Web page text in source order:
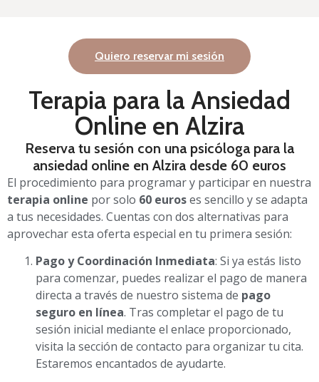
Quiero reservar mi sesión
Terapia para la Ansiedad
Online en Alzira
Reserva tu sesión con una psicóloga para la
ansiedad online en Alzira desde 60 euros
El procedimiento para programar y participar en nuestra
terapia online por solo 60 euroses sencillo y se adapta
a tus necesidades. Cuentas con dos alternativas para
aprovechar esta oferta especial en tu primera sesión:
Pago y Coordinación Inmediata: Si ya estás listo
para comenzar, puedes realizar el pago de manera
directa a través de nuestro sistema de pago
seguro en línea. Tras completar el pago de tu
sesión inicial mediante el enlace proporcionado,
visita la sección de contacto para organizar tu cita.
Estaremos encantados de ayudarte.